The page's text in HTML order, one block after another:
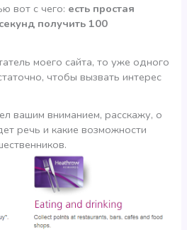
вот с чего: есть простая
получить 100
моего сайта, то уже одного
чтобы вызвать интерес
вашим вниманием, расскажу, о
речь и какие возможности